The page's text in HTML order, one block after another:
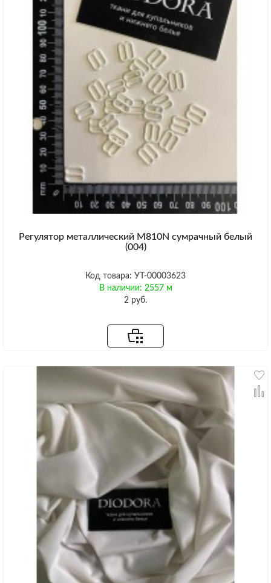
Регулятор металлический M810N сумрачный белый
(004)
Код товара: УТ-00003623
В наличии: 2557 м
2 руб.